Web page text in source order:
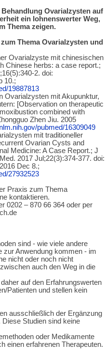
Ovarialzysten auf
ein lohnenswerter Weg,
Thema zeigen.
Thema Ovarialzysten und
Ovarialzyste mit chinesischen
Chinese herbs: a case report.;
2. doi:
10.;
19887813
Ovarialzysten mit Akupunktur,
[Observation on therapeutic
combined with
Zhen Jiu. 2005
pubmed/16309049
mit traditioneller
Ovarian Cysts and
Medicine: A Case Report.; J
2017 Jul;22(3):374-377. doi:
Dec 8.;
27932523
Praxis zum Thema
kontaktieren.
0202 – 870 66 364 oder per
sind - wie viele andere
zur Anwendung kommen - im
nicht oder noch nicht
auch den Weg in die
auf den Erfahrungswerten
Patienten und stellen kein
ausschließlich der Ergänzung
Studien sind keine
oder Medikamente
einen erfahrenen Therapeuten.